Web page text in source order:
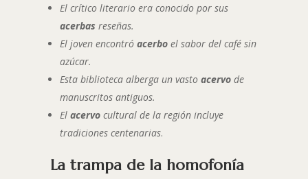
El crítico literario era conocido por sus
acerbas reseñas.
El joven encontró acerbo el sabor del café sin
azúcar.
Esta biblioteca alberga un vasto acervo de
manuscritos antiguos.
El acervo cultural de la región incluye
tradiciones centenarias.
La trampa de la homofonía